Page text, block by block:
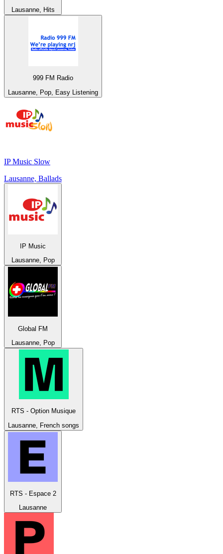
Lausanne, Hits
999 FM Radio
Lausanne, Pop, Easy Listening
IP Music Slow
Lausanne, Ballads
IP Music
Lausanne, Pop
Global FM
Lausanne, Pop
RTS - Option Musique
Lausanne, French songs
RTS - Espace 2
Lausanne